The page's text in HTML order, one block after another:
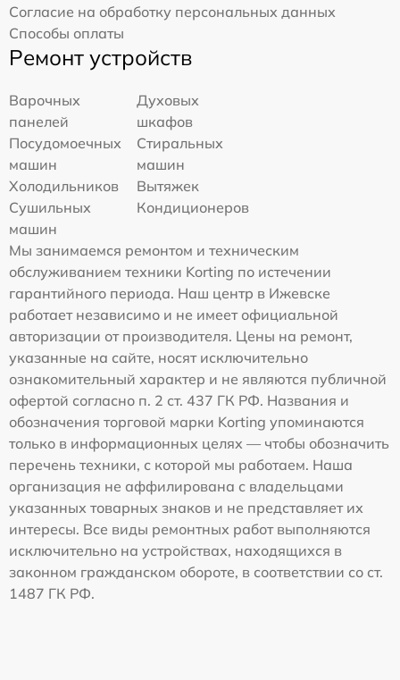
Согласие на обработку персональных данных
Способы оплаты
Ремонт устройств
Варочных
панелей
Духовых
шкафов
Посудомоечных
машин
Стиральных
машин
Холодильников
Вытяжек
Сушильных
машин
Кондиционеров
Мы занимаемся ремонтом и техническим
обслуживанием техники Korting по истечении
гарантийного периода. Наш центр в Ижевске
работает независимо и не имеет официальной
авторизации от производителя. Цены на ремонт,
указанные на сайте, носят исключительно
ознакомительный характер и не являются публичной
офертой согласно п. 2 ст. 437 ГК РФ. Названия и
обозначения торговой марки Korting упоминаются
только в информационных целях — чтобы обозначить
перечень техники, с которой мы работаем. Наша
организация не аффилирована с владельцами
указанных товарных знаков и не представляет их
интересы. Все виды ремонтных работ выполняются
исключительно на устройствах, находящихся в
законном гражданском обороте, в соответствии со ст.
1487 ГК РФ.